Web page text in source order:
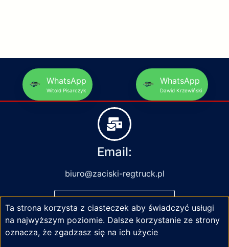
WhatsApp
Witold Pisarczyk
WhatsApp
Dawid Krzewiński
Email:
biuro@zaciski-regtruck.pl
NAPISZ DO NAS
Ta strona korzysta z ciasteczek aby świadczyć usługi
na najwyższym poziomie. Dalsze korzystanie ze strony
oznacza, że zgadzasz się na ich użycie